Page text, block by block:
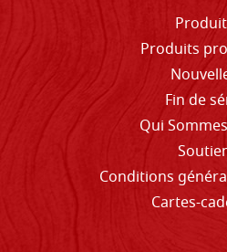
Produits
Fin de
Qui
Conditions
Cartes-